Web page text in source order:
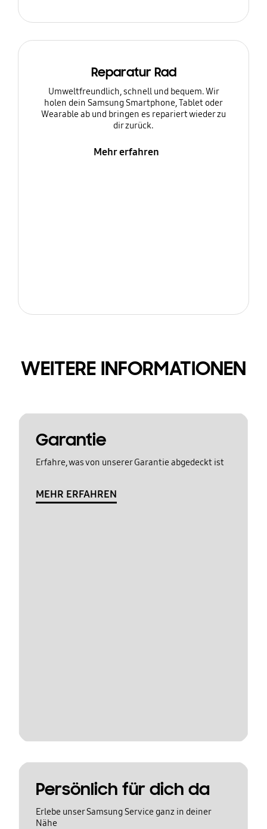
Reparatur Rad
Umweltfreundlich, schnell und bequem. Wir
holen dein Samsung Smartphone, Tablet oder
Wearable ab und bringen es repariert wieder zu
dir zurück.
Mehr erfahren
WEITERE INFORMATIONEN
Garantie
Erfahre, was von unserer Garantie abgedeckt ist
MEHR ERFAHREN
Persönlich für dich da
Erlebe unser Samsung Service ganz in deiner
Nähe